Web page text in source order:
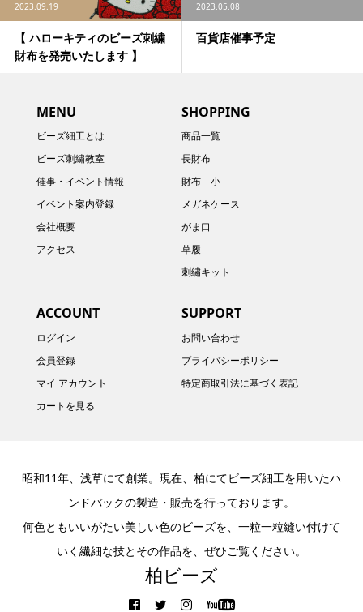
2023.09.19
【 ハローキティのビーズ刺繍
財布を発売いたします 】
2023.05.08
百貨店催事予定
MENU
ビーズ細工とは
ビーズ刺繍教室
催事・イベント情報
イベント案内登録
会社概要
アクセス
SHOPPING
商品一覧
長財布
財布 小
メガネケース
がま口
草履
刺繡キット
ACCOUNT
ログイン
会員登録
マイ アカウント
カートを見る
SUPPORT
お問い合わせ
プライバシーポリシー
特定商取引法に基づく表記
昭和11年、浅草にて創業。現在、柏にてビーズ細工を用いたハ
ンドバックの製造・販売を行っております。
何色ともいいがたい美しい色のビーズを、一粒一粒縫い付けて
いく繊細な技とその作品を、ぜひご覧ください。
柏ビーズ